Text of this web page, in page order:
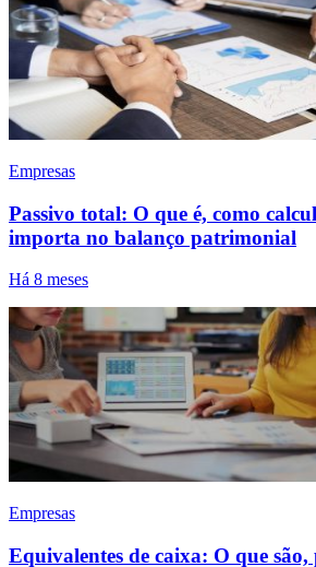
Empresas
Passivo total: O que é, como
importa no balanço patrimonial
Há 8 meses
Empresas
Equivalentes de caixa: O que são,